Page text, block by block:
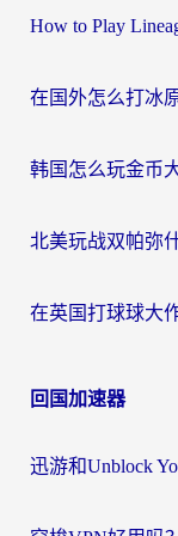
回国加速器